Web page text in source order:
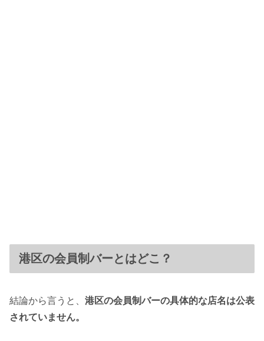
港区の会員制バーとはどこ？
結論から言うと、 港区の会員制バーの具体的な店名は公表
されていません。